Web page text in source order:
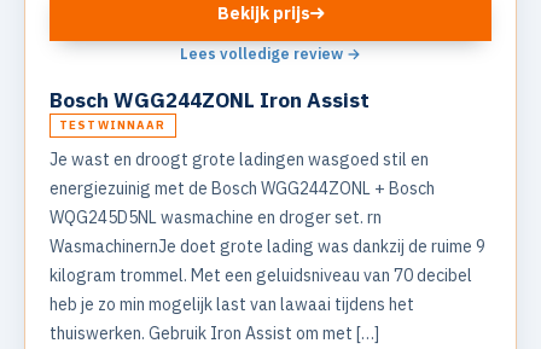
Bekijk prijs
Lees volledige review →
Bosch WGG244ZONL Iron Assist
TESTWINNAAR
Je wast en droogt grote ladingen wasgoed stil en
energiezuinig met de Bosch WGG244ZONL + Bosch
WQG245D5NL wasmachine en droger set. rn
WasmachinernJe doet grote lading was dankzij de ruime 9
kilogram trommel. Met een geluidsniveau van 70 decibel
heb je zo min mogelijk last van lawaai tijdens het
thuiswerken. Gebruik Iron Assist om met […]